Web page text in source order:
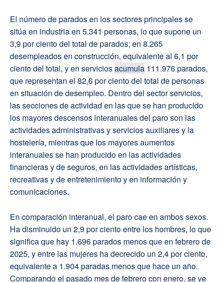
El número de parados en los sectores principales se
sitúa en industria en 5.341 personas, lo que supone un
3,9 por ciento del total de parados; en 8.265
desempleados en construcción, equivalente al 6,1 por
ciento del total, y en serviciosacumula 111.976 parados,
que representan el 82,6 por ciento del total de personas
en situación de desempleo. Dentro del sector servicios,
las secciones de actividad en las que se han producido
los mayores descensos interanuales del paro son las
actividades administrativas y servicios auxiliares y la
hostelería, mientras que los mayores aumentos
interanuales se han producido en las actividades
financieras y de seguros, en las actividades artísticas,
recreativas y de entretenimiento y en información y
comunicaciones.
En comparación interanual, el paro cae en ambos sexos.
Ha disminuido un 2,9 por ciento entre los hombres, lo que
significa que hay 1.696 parados menos que en febrero de
2025, y entre las mujeres ha decrecido un 2,4 por ciento,
equivalente a 1.904 paradas menos que hace un año.
Comparando el pasado mes de febrero con enero, se ve